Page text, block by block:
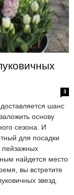
3
шанс
основу
сезона. И
для посадки
пейзажных
найдется место
вы встретите
звезд.